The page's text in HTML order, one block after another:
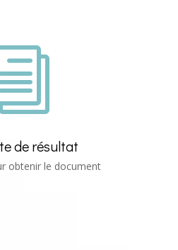
de résultat
obtenir le document